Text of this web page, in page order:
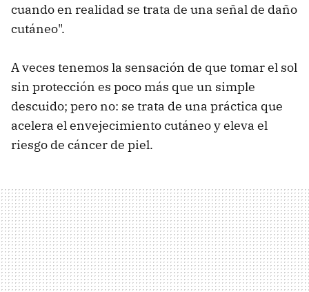
cuando en realidad se trata de una señal de daño
cutáneo".
A veces tenemos la sensación de que tomar el sol
sin protección es poco más que un simple
descuido; pero no: se trata de una práctica que
acelera el envejecimiento cutáneo y eleva el
riesgo de cáncer de piel.